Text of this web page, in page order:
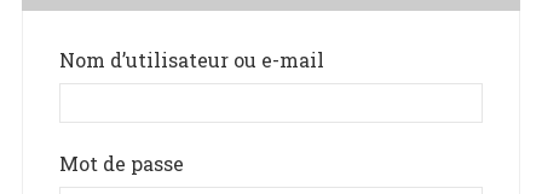
Nom d’utilisateur ou e-mail
Mot de passe